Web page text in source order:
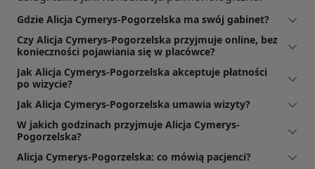
Gdzie Alicja Cymerys-Pogorzelska ma swój gabinet?
Czy Alicja Cymerys-Pogorzelska przyjmuje online, bez
konieczności pojawiania się w placówce?
Jak Alicja Cymerys-Pogorzelska akceptuje płatności
po wizycie?
Jak Alicja Cymerys-Pogorzelska umawia wizyty?
W jakich godzinach przyjmuje Alicja Cymerys-
Pogorzelska?
Alicja Cymerys-Pogorzelska: co mówią pacjenci?